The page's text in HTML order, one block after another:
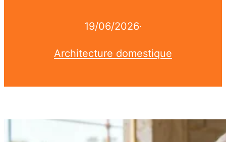
19/06/2026·
Architecture domestique